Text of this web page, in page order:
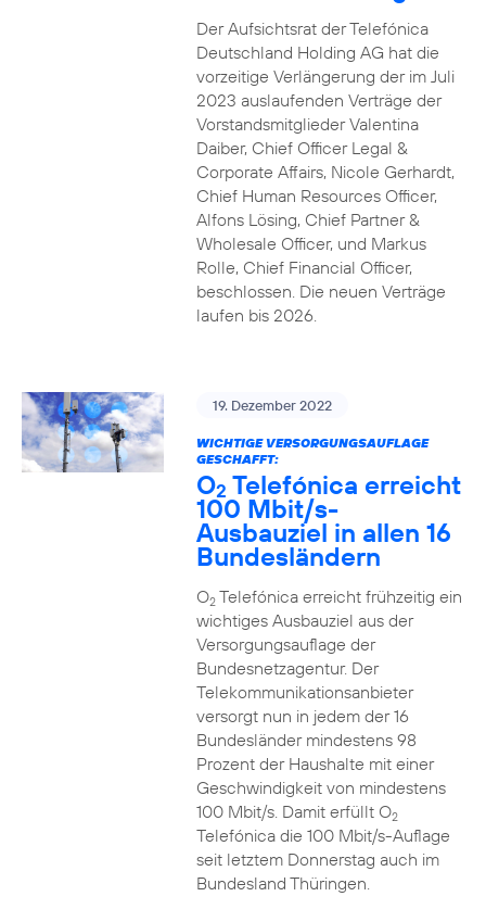
Der Aufsichtsrat der Telefónica
Deutschland Holding AG hat die
vorzeitige Verlängerung der im Juli
2023 auslaufenden Verträge der
Vorstandsmitglieder Valentina
Daiber, Chief Officer Legal &
Corporate Affairs, Nicole Gerhardt,
Chief Human Resources Officer,
Alfons Lösing, Chief Partner &
Wholesale Officer, und Markus
Rolle, Chief Financial Officer,
beschlossen. Die neuen Verträge
laufen bis 2026.
19. Dezember 2022
WICHTIGE VERSORGUNGSAUFLAGE
GESCHAFFT:
O2 Telefónica erreicht
100 Mbit/s-
Ausbauziel in allen 16
Bundesländern
O2Telefónica erreicht frühzeitig ein
wichtiges Ausbauziel aus der
Versorgungsauflage der
Bundesnetzagentur. Der
Telekommunikationsanbieter
versorgt nun in jedem der 16
Bundesländer mindestens 98
Prozent der Haushalte mit einer
Geschwindigkeit von mindestens
100 Mbit/s. Damit erfüllt O2
Telefónica die 100 Mbit/s-Auflage
seit letztem Donnerstag auch im
Bundesland Thüringen.